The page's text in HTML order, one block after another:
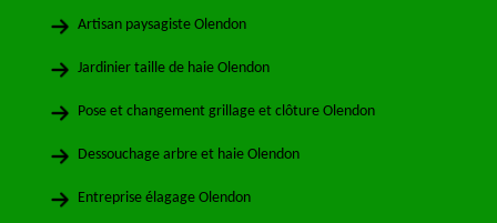
Artisan paysagiste Olendon
Jardinier taille de haie Olendon
Pose et changement grillage et clôture Olendon
Dessouchage arbre et haie Olendon
Entreprise élagage Olendon